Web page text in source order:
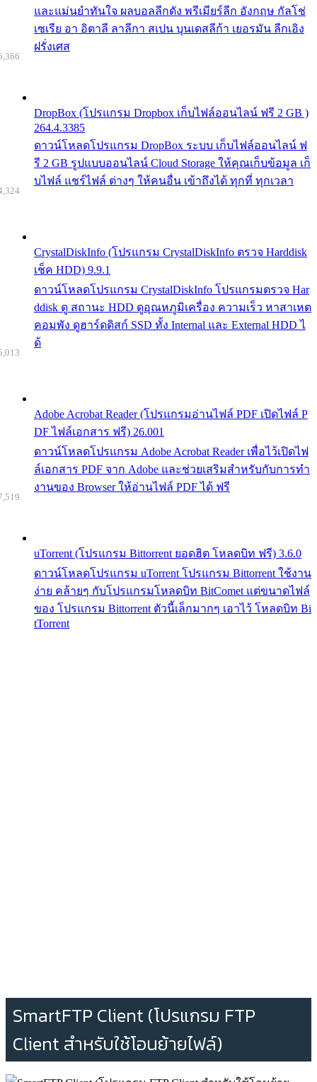
และแม่นยำทันใจ ผลบอลลีกดัง พรีเมียร์ลีก อังกฤษ กัลโช่
เซเรีย อา อิตาลี ลาลีกา สเปน บุนเดสลีก้า เยอรมัน ลีกเอิง
ฝรั่งเศส
DropBox (โปรแกรม Dropbox เก็บไฟล์ออนไลน์ ฟรี 2 GB )
264.4.3385
ดาวน์โหลดโปรแกรม DropBox ระบบ เก็บไฟล์ออนไลน์ ฟ
รี 2 GB รูปแบบออนไลน์ Cloud Storage ให้คุณเก็บข้อมูล เก็
บไฟล์ แชร์ไฟล์ ต่างๆ ให้คนอื่น เข้าถึงได้ ทุกที่ ทุกเวลา
CrystalDiskInfo (โปรแกรม CrystalDiskInfo ตรวจ Harddisk
เช็ค HDD) 9.9.1
ดาวน์โหลดโปรแกรม CrystalDiskInfo โปรแกรมตรวจ Har
ddisk ดู สถานะ HDD ดูอุณหภูมิเครื่อง ความเร็ว หาสาเหต
คอมพัง ดูฮาร์ดดิสก์ SSD ทั้ง Internal และ External HDD ไ
ด้
Adobe Acrobat Reader (โปรแกรมอ่านไฟล์ PDF เปิดไฟล์ P
DF ไฟล์เอกสาร ฟรี) 26.001
ดาวน์โหลดโปรแกรม Adobe Acrobat Reader เพื่อไว้เปิดไฟ
ล์เอกสาร PDF จาก Adobe และช่วยเสริมสำหรับกับการทำ
งานของ Browser ให้อ่านไฟล์ PDF ได้ ฟรี
uTorrent (โปรแกรม Bittorrent ยอดฮิต โหลดบิท ฟรี) 3.6.0
ดาวน์โหลดโปรแกรม uTorrent โปรแกรม Bittorrent ใช้งาน
ง่าย คล้ายๆ กับโปรแกรมโหลดบิท BitComet แต่ขนาดไฟล์
ของ โปรแกรม Bittorrent ตัวนี้เล็กมากๆ เอาไว้ โหลดบิท Bi
tTorrent
SmartFTP Client (โปรแกรม FTP
Client สำหรับใช้โอนย้ายไฟล์)